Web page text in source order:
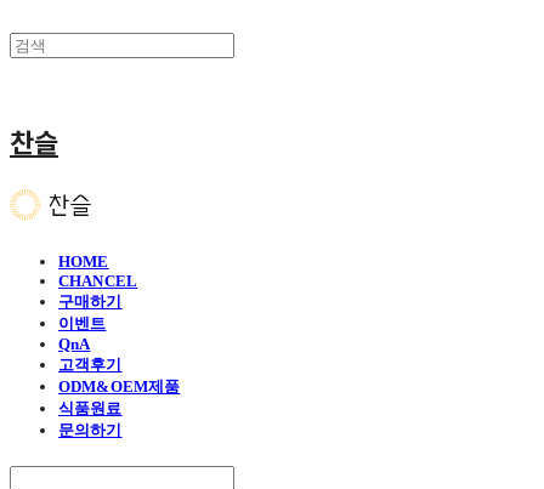
찬슬
HOME
CHANCEL
구매하기
이벤트
QnA
고객후기
ODM&OEM제품
식품원료
문의하기